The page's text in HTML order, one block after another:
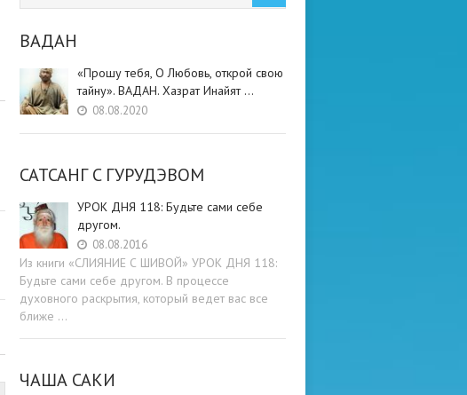
ВАДАН
«Прошу тебя, О Любовь, открой свою
тайну». ВАДАН. Хазрат Инайят …
08.08.2020
САТСАНГ C ГУРУДЭВОМ
УРОК ДНЯ 118: Будьте cами cебе
другом.
08.08.2016
Из книги «СЛИЯНИЕ С ШИВОЙ» УРОК ДНЯ 118:
Будьте cами cебе другом. В процессе
духовного раскрытия, который ведет вас все
ближе …
ЧАША САКИ